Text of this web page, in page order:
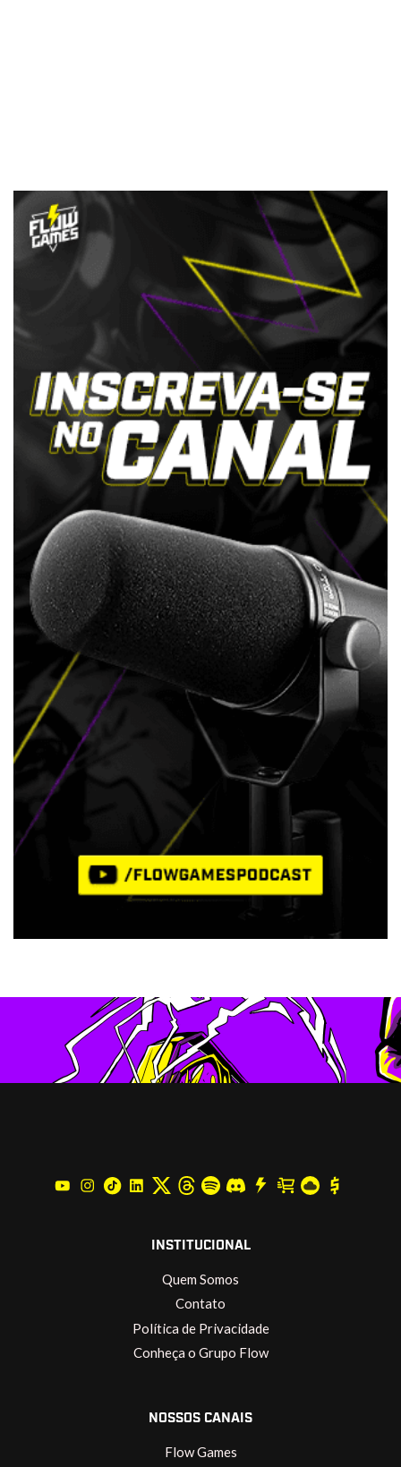
INSTITUCIONAL
Quem Somos
Contato
Política de Privacidade
Conheça o Grupo Flow
NOSSOS CANAIS
Flow Games